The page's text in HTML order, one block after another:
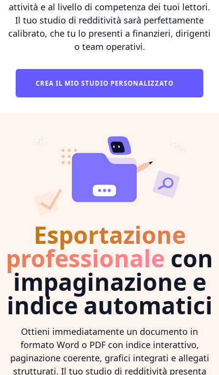
attività e al livello di competenza dei tuoi lettori.
Il tuo studio di redditività sarà perfettamente
calibrato, che tu lo presenti a finanzieri, dirigenti
o team operativi.
CREA IL MIO STUDIO PERSONALIZZATO
Esportazione
professionale con
impaginazione e
indice automatici
Ottieni immediatamente un documento in
formato Word o PDF con indice interattivo,
paginazione coerente, grafici integrati e allegati
strutturati. Il tuo studio di redditività presenta